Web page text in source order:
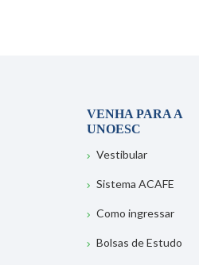
VENHA PARA A
UNOESC
Vestibular
Sistema ACAFE
Como ingressar
Bolsas de Estudo